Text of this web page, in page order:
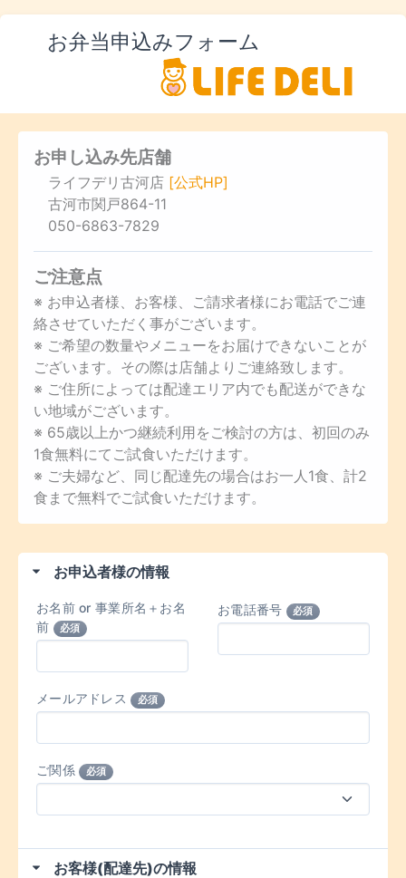
お弁当申込みフォーム
お申し込み先店舗
ライフデリ古河店 [公式HP]
古河市関戸864-11
050-6863-7829
ご注意点
※ お申込者様、お客様、ご請求者様にお電話でご連
絡させていただく事がございます。
※ ご希望の数量やメニューをお届けできないことが
ございます。その際は店舗よりご連絡致します。
※ ご住所によっては配達エリア内でも配送ができな
い地域がございます。
※ 65歳以上かつ継続利用をご検討の方は、初回のみ
1食無料にてご試食いただけます。
※ ご夫婦など、同じ配達先の場合はお一人1食、計2
食まで無料でご試食いただけます。
お申込者様の情報
お名前 or 事業所名＋お名
前
必須
お電話番号 必須
メールアドレス 必須
ご関係 必須
お客様(配達先)の情報